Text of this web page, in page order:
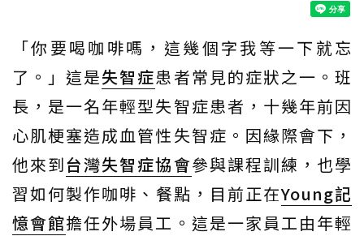
「你要喝咖啡嗎，這幾個字我等一下就忘
了。」這是失智症患者常見的症狀之一。班
長，是一名年輕型失智症患者，十幾年前因
心肌梗塞造成血管性失智症。因緣際會下，
他來到台灣失智症協會參與課程訓練，也學
習如何製作咖啡、餐點，目前正在Young記
憶會館擔任外場員工。這是一家員工由年輕